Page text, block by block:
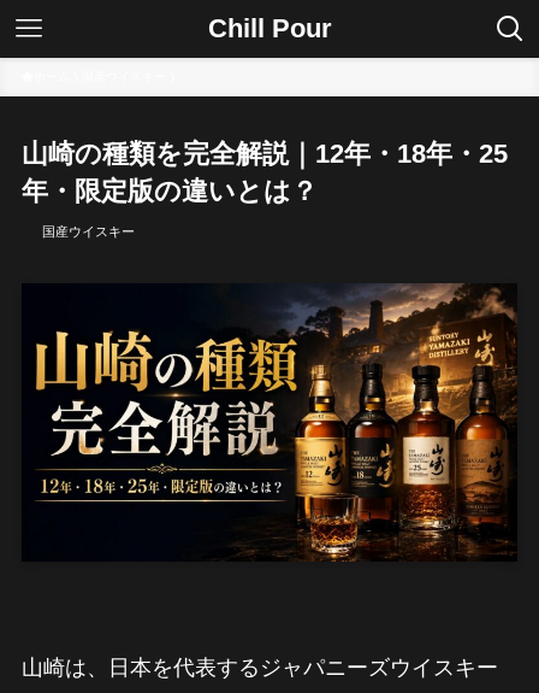
Chill Pour
山崎の種類を完全解説｜12年・18年・25
年・限定版の違いとは？
国産ウイスキー
山崎は、日本を代表するジャパニーズウイスキー